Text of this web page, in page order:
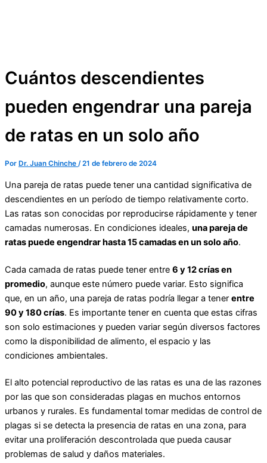
Cuántos descendientes
pueden engendrar una pareja
de ratas en un solo año
Por Dr. Juan Chinche /21 de febrero de 2024
Una pareja de ratas puede tener una cantidad significativa de
descendientes en un período de tiempo relativamente corto.
Las ratas son conocidas por reproducirse rápidamente y tener
camadas numerosas. En condiciones ideales, una pareja de
ratas puede engendrar hasta 15 camadas en un solo año.
Cada camada de ratas puede tener entre 6 y 12 crías en
promedio, aunque este número puede variar. Esto significa
que, en un año, una pareja de ratas podría llegar a tener entre
90 y 180 crías. Es importante tener en cuenta que estas cifras
son solo estimaciones y pueden variar según diversos factores
como la disponibilidad de alimento, el espacio y las
condiciones ambientales.
El alto potencial reproductivo de las ratas es una de las razones
por las que son consideradas plagas en muchos entornos
urbanos y rurales. Es fundamental tomar medidas de control de
plagas si se detecta la presencia de ratas en una zona, para
evitar una proliferación descontrolada que pueda causar
problemas de salud y daños materiales.